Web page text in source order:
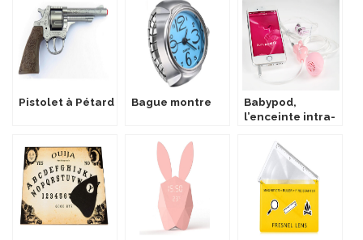
Pistolet à Pétard Bague montre
Babypod,
l’enceinte intra-